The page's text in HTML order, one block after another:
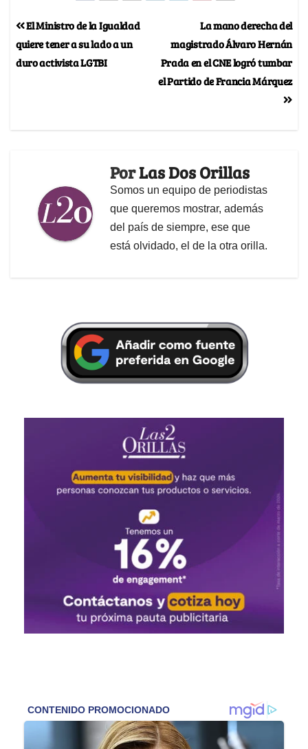
La mano derecha del
magistrado Álvaro Hernán
Prada en el CNE logró tumbar
el Partido de Francia Márquez
El Ministro de la Igualdad
quiere tener a su lado a un
duro activista LGTBI
PorLas Dos Orillas
Somos un equipo de periodistas
que queremos mostrar, además
del país de siempre, ese que
está olvidado, el de la otra orilla.